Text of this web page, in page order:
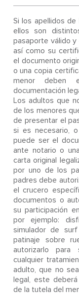
Si los apellidos
ellos son
pasaporte válido y
así como su
el documento
o una copia
menor deben
documentación
Los adultos que
de los menores
de presentar el
si es necesario,
puede ser el
ante notario o
carta original
por uno de los
padres debe
el crucero
documentos o
su participación
por ejemplo:
simulador de
patinaje sobre
autorizarlo
cualquier
adulto, que no
legal, este
de la tutela del